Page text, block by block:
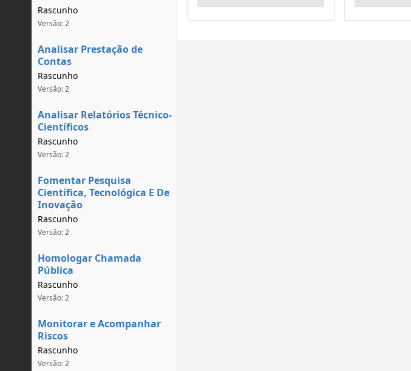
Rascunho
Versão: 2
Analisar Prestação de
Contas
Rascunho
Versão: 2
Analisar Relatórios Técnico-
Científicos
Rascunho
Versão: 2
Fomentar Pesquisa
Científica, Tecnológica E De
Inovação
Rascunho
Versão: 2
Homologar Chamada
Pública
Rascunho
Versão: 2
Monitorar e Acompanhar
Riscos
Rascunho
Versão: 2